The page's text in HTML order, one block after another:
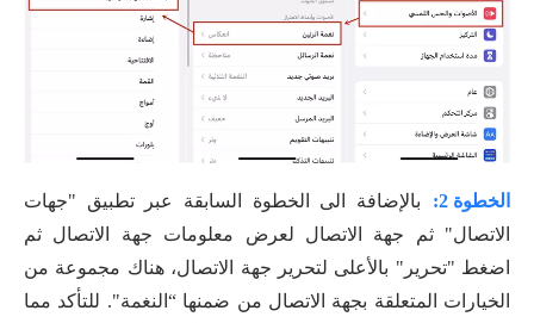
الخطوة 2:
بالإضافة الى الخطوة السابقة عبر تطبيق "جهات
الاتصال" ثم جهة الاتصال لعرض معلومات جهة الاتصال ثم
اضغط "تحرير" بالأعلى لتحرير جهة الاتصال، هناك مجموعة من
الخيارات المتعلقة بجهة الاتصال من ضمنها “النغمة". للتأكد مما